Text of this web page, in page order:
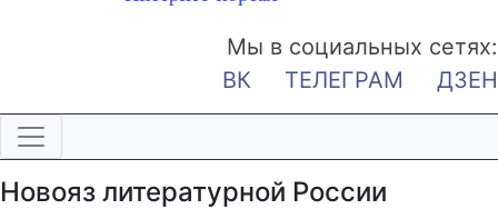
Мы в социальных сетях:
ВК
ТЕЛЕГРАМ ДЗЕН
Новояз литературной России